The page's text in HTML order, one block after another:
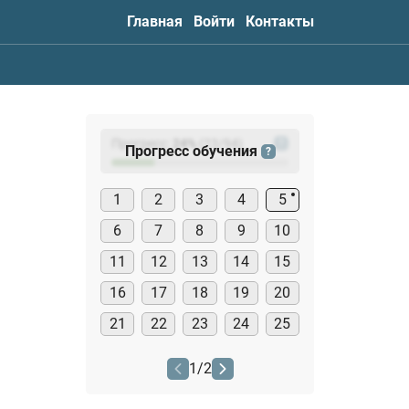
Главная Войти Контакты
Прогресс: (23
Прогресс обучения ?
1 2 3 4
5
6
7 8 9
10
11
12 13 14
15
16
17 18 19
20
21
22 23 24 25
1/2